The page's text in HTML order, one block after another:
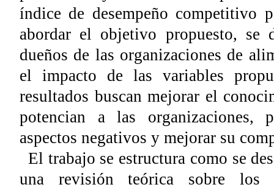
índice de desempeño competitivo
abordar el objetivo propuesto, se
dueños de las organizaciones de
el impacto de las variables
resultados buscan mejorar el
potencian a las organizaciones,
aspectos negativos y mejorar su
El trabajo se estructura como se
una revisión teórica sobre los